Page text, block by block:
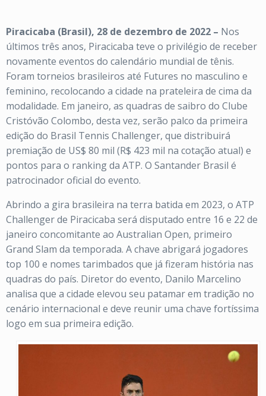
Piracicaba (Brasil), 28 de dezembro de 2022 – Nos
últimos três anos, Piracicaba teve o privilégio de receber
novamente eventos do calendário mundial de tênis.
Foram torneios brasileiros até Futures no masculino e
feminino, recolocando a cidade na prateleira de cima da
modalidade. Em janeiro, as quadras de saibro do Clube
Cristóvão Colombo, desta vez, serão palco da primeira
edição do Brasil Tennis Challenger, que distribuirá
premiação de US$ 80 mil (R$ 423 mil na cotação atual) e
pontos para o ranking da ATP. O Santander Brasil é
patrocinador oficial do evento.
Abrindo a gira brasileira na terra batida em 2023, o ATP
Challenger de Piracicaba será disputado entre 16 e 22 de
janeiro concomitante ao Australian Open, primeiro
Grand Slam da temporada. A chave abrigará jogadores
top 100 e nomes tarimbados que já fizeram história nas
quadras do país. Diretor do evento, Danilo Marcelino
analisa que a cidade elevou seu patamar em tradição no
cenário internacional e deve reunir uma chave fortíssima
logo em sua primeira edição.